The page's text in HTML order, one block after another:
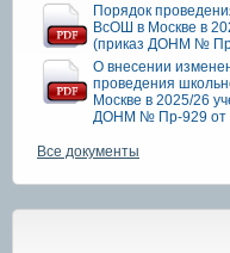
Порядок
ВсОШ в Москве в
(приказ ДОНМ №
О внесении
проведения
Москве в 2025/26
ДОНМ № Пр-929 от
Все документы